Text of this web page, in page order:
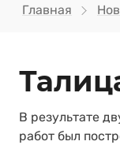
Главная
В результате
работ был